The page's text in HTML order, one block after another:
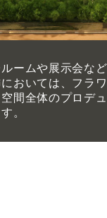
ームや展示会な
おいては、フラ
間全体のプロデ
。